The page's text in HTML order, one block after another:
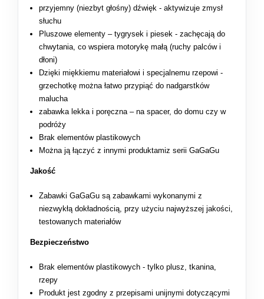
przyjemny (niezbyt głośny) dźwięk - aktywizuje zmysł
słuchu
Pluszowe elementy – tygrysek i piesek - zachęcają do
chwytania, co wspiera motorykę małą (ruchy palców i
dłoni)
Dzięki miękkiemu materiałowi i specjalnemu rzepowi -
grzechotkę można łatwo przypiąć do nadgarstków
malucha
zabawka lekka i poręczna – na spacer, do domu czy w
podróży
Brak elementów plastikowych
Można ją łączyć z innymi produktamiz serii GaGaGu
Jakość
Zabawki GaGaGu są zabawkami wykonanymi z
niezwykłą dokładnością, przy użyciu najwyższej jakości,
testowanych materiałów
Bezpieczeństwo
Brak elementów plastikowych - tylko plusz, tkanina,
rzepy
Produkt jest zgodny z przepisami unijnymi dotyczącymi